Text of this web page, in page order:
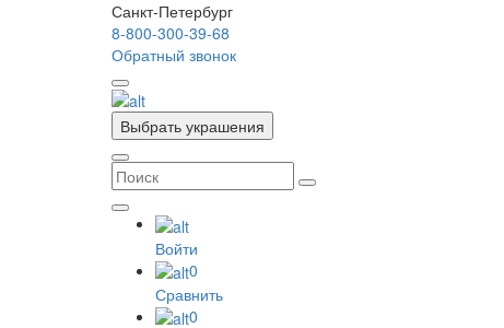
Санкт-Петербург
8-800-300-39-68
Обратный звонок
Выбрать украшения
Войти
0
Сравнить
0